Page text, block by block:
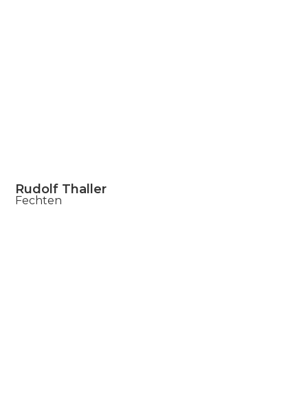
Rudolf Thaller
Fechten